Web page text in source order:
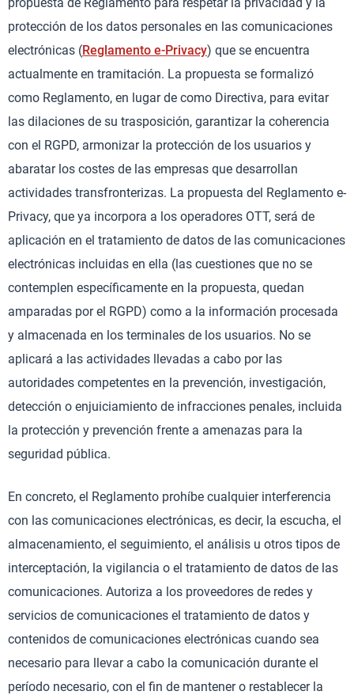
protección de los datos personales en las comunicaciones
electrónicas (Reglamento e-Privacy) que se encuentra
actualmente en tramitación. La propuesta se formalizó
como Reglamento, en lugar de como Directiva, para evitar
las dilaciones de su trasposición, garantizar la coherencia
con el RGPD, armonizar la protección de los usuarios y
abaratar los costes de las empresas que desarrollan
actividades transfronterizas. La propuesta del Reglamento e-
Privacy, que ya incorpora a los operadores OTT, será de
aplicación en el tratamiento de datos de las comunicaciones
electrónicas incluidas en ella (las cuestiones que no se
contemplen específicamente en la propuesta, quedan
amparadas por el RGPD) como a la información procesada
y almacenada en los terminales de los usuarios. No se
aplicará a las actividades llevadas a cabo por las
autoridades competentes en la prevención, investigación,
detección o enjuiciamiento de infracciones penales, incluida
la protección y prevención frente a amenazas para la
seguridad pública.
En concreto, el Reglamento prohíbe cualquier interferencia
con las comunicaciones electrónicas, es decir, la escucha, el
almacenamiento, el seguimiento, el análisis u otros tipos de
interceptación, la vigilancia o el tratamiento de datos de las
comunicaciones. Autoriza a los proveedores de redes y
servicios de comunicaciones el tratamiento de datos y
contenidos de comunicaciones electrónicas cuando sea
necesario para llevar a cabo la comunicación durante el
período necesario, con el fin de mantener o restablecer la